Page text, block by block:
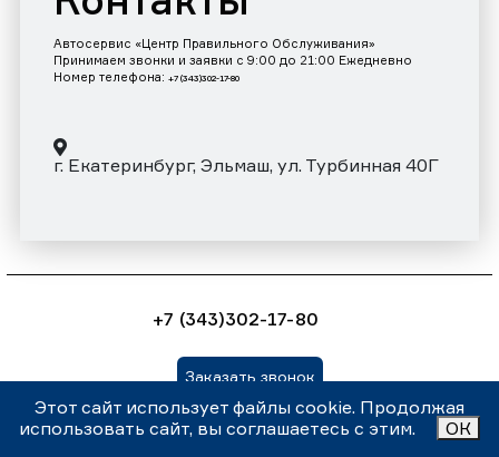
Автосервис «Центр Правильного Обслуживания»
Принимаем звонки и заявки с 9:00 до 21:00 Ежедневно
Номер телефона: +7 (343)302-17-80
г. Екатеринбург, Эльмаш, ул. Турбинная 40Г
+7 (343)302-17-80
Заказать звонок
Внимание! Данный сайт носит информационный характер и
Этот сайт использует файлы cookie. Продолжая
использовать сайт, вы соглашаетесь с этим.
ОК